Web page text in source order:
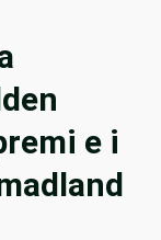
e i